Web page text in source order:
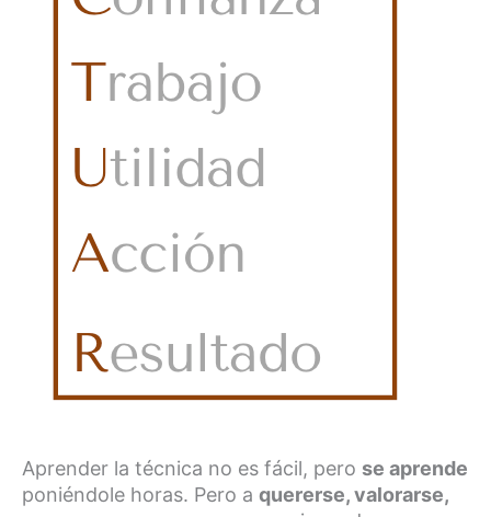
Aprender la técnica no es fácil, pero se aprende
poniéndole horas. Pero a quererse, valorarse,